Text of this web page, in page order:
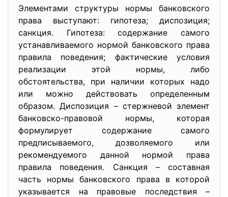
Элементами структуры нормы банковского
права выступают: гипотеза; диспозиция;
санкция. Гипотеза: содержание самого
устанавливаемого нормой банковского права
правила поведения; фактические условия
реализации этой нормы, либо
обстоятельства, при наличии которых надо
или можно действовать определенным
образом. Диспозиция – стержневой элемент
банковско-правовой нормы, которая
формулирует содержание самого
предписываемого, дозволяемого или
рекомендуемого данной нормой права
правила поведения. Санкция – составная
часть нормы банковского права в которой
указывается на правовые последствия –